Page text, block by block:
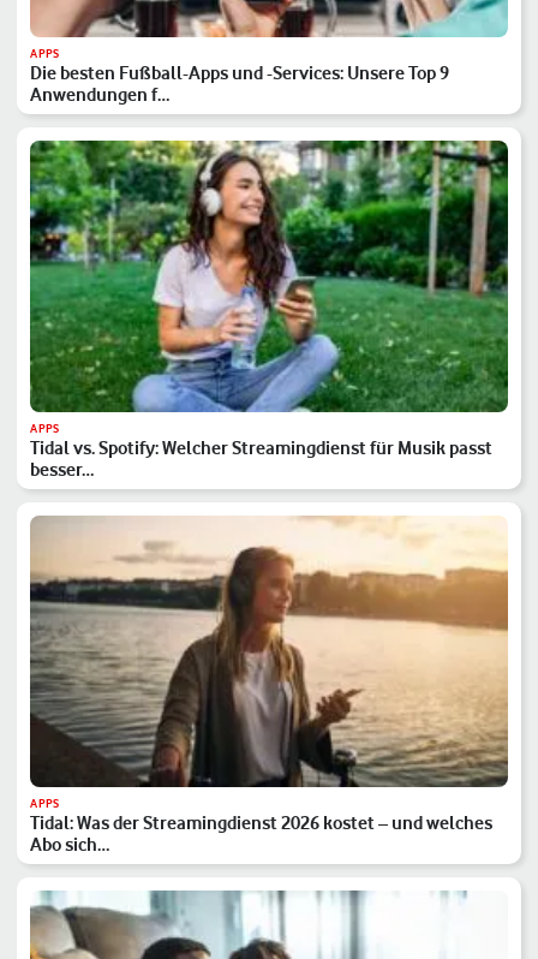
APPS
Die besten Fußball-Apps und -Services: Unsere Top 9
Anwendungen f…
APPS
Tidal vs. Spotify: Welcher Streamingdienst für Musik passt
besser…
APPS
Tidal: Was der Streamingdienst 2026 kostet – und welches
Abo sich…